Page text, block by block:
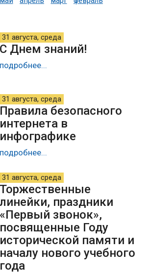
31 августа, среда
С Днем знаний!
подробнее...
31 августа, среда
Правила безопасного
интернета в
инфографике
подробнее...
31 августа, среда
Торжественные
линейки, праздники
«Первый звонок»,
посвященные Году
исторической памяти и
началу нового учебного
года